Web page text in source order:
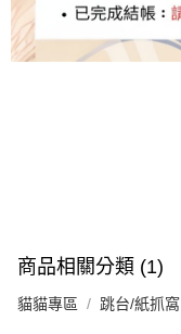
商品相關分類 (1)
貓貓專區 跳台/紙抓窩